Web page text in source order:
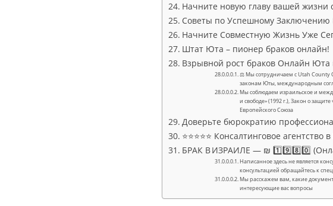
Начните новую главу вашей жизни
Советы по Успешному Заключению
Начните Совместную Жизнь Уже
Штат Юта – пионер браков онлайн!
Взрывной рост браков Онлайн Юта
⚖ Мы сотрудничаем с Utah County
законам Юты, международным
Мы соблюдаем израильское и
и свободе» (1992 г.), Закон о
Европейского Союза
Доверьте бюрократию
⭐⭐⭐⭐⭐ Консалтинговое
БРАК В ИЗРАИЛЕ — ₪ 1️⃣9️⃣8️⃣0️⃣
Написанное здесь не является
консультацией обращайтесь к
Мы расскажем вам, какие
интересующие вас вопросы